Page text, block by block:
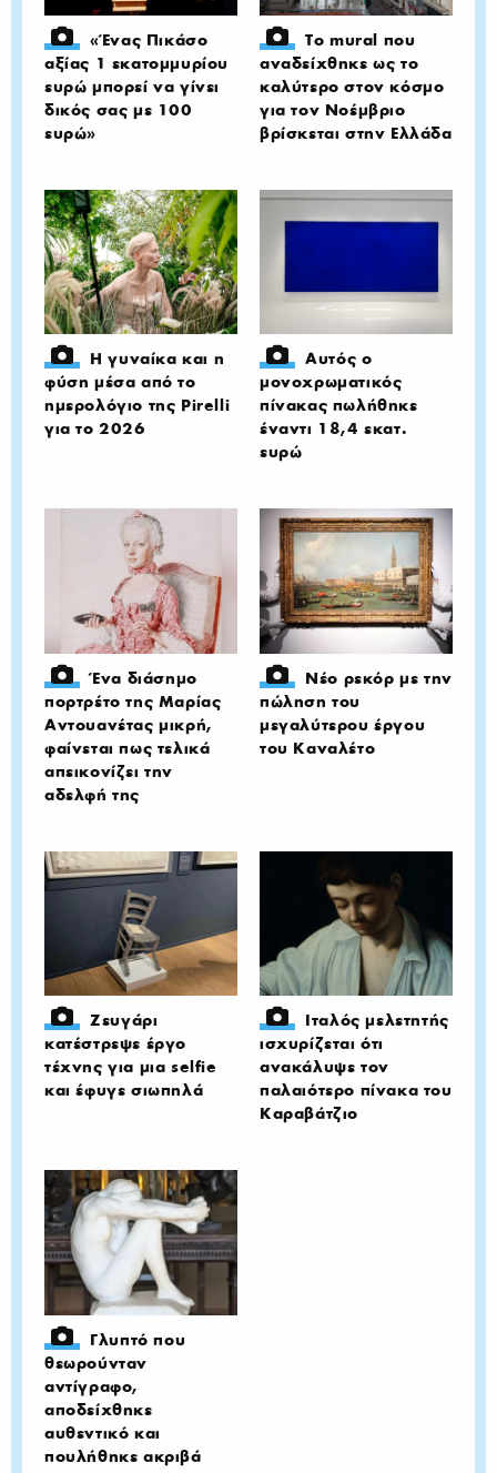
«Ένας Πικάσο
αξίας 1 εκατομμυρίου
ευρώ μπορεί να γίνει
δικός σας με 100
ευρώ»
Το mural που
αναδείχθηκε ως το
καλύτερο στον κόσμο
για τον Νοέμβριο
βρίσκεται στην Ελλάδα
Η γυναίκα και η
φύση μέσα από το
ημερολόγιο της Pirelli
για το 2026
Αυτός ο
μονοχρωματικός
πίνακας πωλήθηκε
έναντι 18,4 εκατ.
ευρώ
Ένα διάσημο
πορτρέτο της Μαρίας
Αντουανέτας μικρή,
φαίνεται πως τελικά
απεικονίζει την
αδελφή της
Νέο ρεκόρ με την
πώληση του
μεγαλύτερου έργου
του Καναλέτο
Ζευγάρι
κατέστρεψε έργο
τέχνης για μια selfie
και έφυγε σιωπηλά
Ιταλός μελετητής
ισχυρίζεται ότι
ανακάλυψε τον
παλαιότερο πίνακα του
Καραβάτζιο
Γλυπτό που
θεωρούνταν
αντίγραφο,
αποδείχθηκε
αυθεντικό και
πουλήθηκε ακριβά